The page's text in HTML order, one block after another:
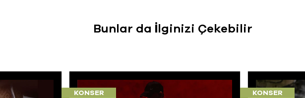
Bunlar da İlginizi Çekebilir
KONSER KONSER